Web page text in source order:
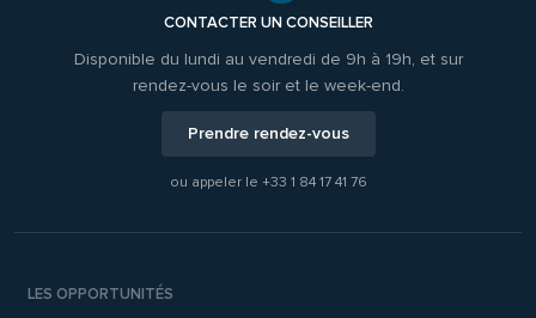
CONTACTER UN CONSEILLER
Disponible du lundi au vendredi de 9h à 19h, et sur
rendez-vous le soir et le week-end.
Prendre rendez-vous
ou appeler le +33 1 84 17 41 76
LES OPPORTUNITÉS